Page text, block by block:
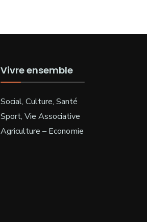
Vivre ensemble
Social, Culture, Santé
Sport, Vie Associative
Agriculture – Economie